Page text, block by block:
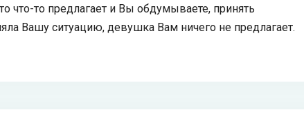
что-то предлагает и Вы обдумываете, принять
Вашу ситуацию, девушка Вам ничего не предлагает.